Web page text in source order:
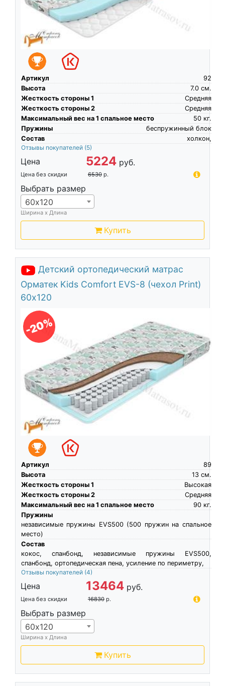
Артикул
92
Высота
см.
7.0
Жесткость стороны 1
Средняя
Жесткость стороны 2
Средняя
Максимальный вес на 1 спальное место
кг.
50
Пружины
беспружинный блок
Состав
холкон,
Отзывы покупателей (5)
Цена 5224 руб.
Цена без скидки 6530 р.
Выбрать размер
60х120
Ширина х Длина
Купить
Детский ортопедический матрас
Орматек Kids Comfort EVS-8 (чехол Print)
60х120
-20%
Артикул
89
Высота
см.
13
Жесткость стороны 1
Высокая
Жесткость стороны 2
Средняя
Максимальный вес на 1 спальное место
кг.
90
Пружины
независимые пружины EVS500 (500 пружин на спальное
место)
Состав
кокос, спанбонд, независимые пружины EVS500,
спанбонд, ортопедическая пена, усиление по периметру,
Отзывы покупателей (4)
Цена 13464 руб.
Цена без скидки 16830 р.
Выбрать размер
60х120
Ширина х Длина
Купить